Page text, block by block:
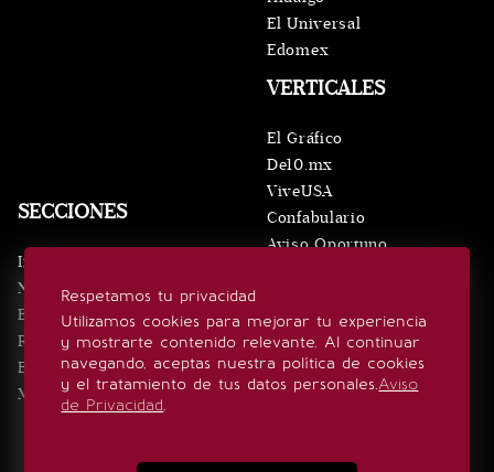
Respetamos tu privacidad
Utilizamos cookies para mejorar tu experiencia
y mostrarte contenido relevante. Al continuar
navegando, aceptas nuestra política de cookies
y el tratamiento de tus datos personales.Aviso
de Privacidad.
SECCIONES
Inicio
Noticias
Eventos
Realeza
Estilo de vida
Minuto x Minuto
VERTICALES
El Gráfico
De10.mx
ViveUSA
Confabulario
Aviso Oportuno
El Universal
Edomex
SÍGUENOS